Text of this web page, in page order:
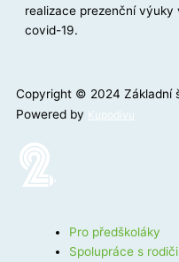
realizace prezenční výuky
covid-19.
Copyright © 2024 Základní
Powered by Kupodivu
Pro předškoláky
Spolupráce s rodiči